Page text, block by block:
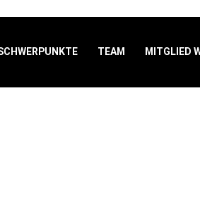
TEAM MITGLIED